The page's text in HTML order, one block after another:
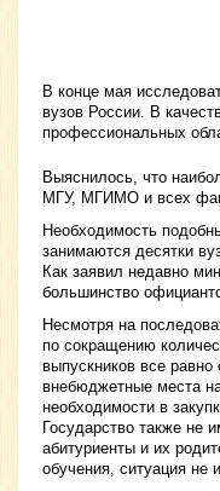
В конце мая
вузов России. В
профессиональных
Выяснилось, что
МГУ, МГИМО и всех
Необходимость
занимаются десятки
Как заявил недавно
большинство
Несмотря на
по сокращению
выпускников все
внебюджетные места
необходимости в
Государство также не
абитуриенты и их
обучения, ситуация не